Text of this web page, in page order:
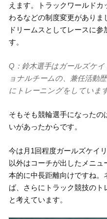
えます。トラックワールド
わるなどの制度変更があり
ドリームスとしてレースに
す。
Q：鈴木選手はガールズケ
ョナルチームの、兼任活動
にトレーニングをしていま
そもそも競輪選手になった
いがあったからです。
今は月1回程度ガールズケイ
以外はコーチが出したメニ
本的に中長距離向けですね
ば、さらにトラック競技の
と考えています。